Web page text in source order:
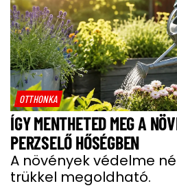
OTTHONKA
ÍGY MENTHETED MEG A
PERZSELŐ HŐSÉGBEN
A növények védelme
trükkel megoldható.